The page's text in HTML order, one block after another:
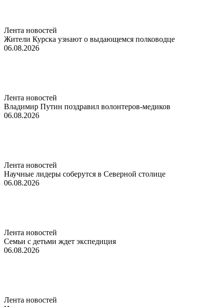
Лента новостей
Жители Курска узнают о выдающемся полководце
06.08.2026
Лента новостей
Владимир Путин поздравил волонтеров-медиков
06.08.2026
Лента новостей
Научные лидеры соберутся в Северной столице
06.08.2026
Лента новостей
Семьи с детьми ждет экспедиция
06.08.2026
Лента новостей